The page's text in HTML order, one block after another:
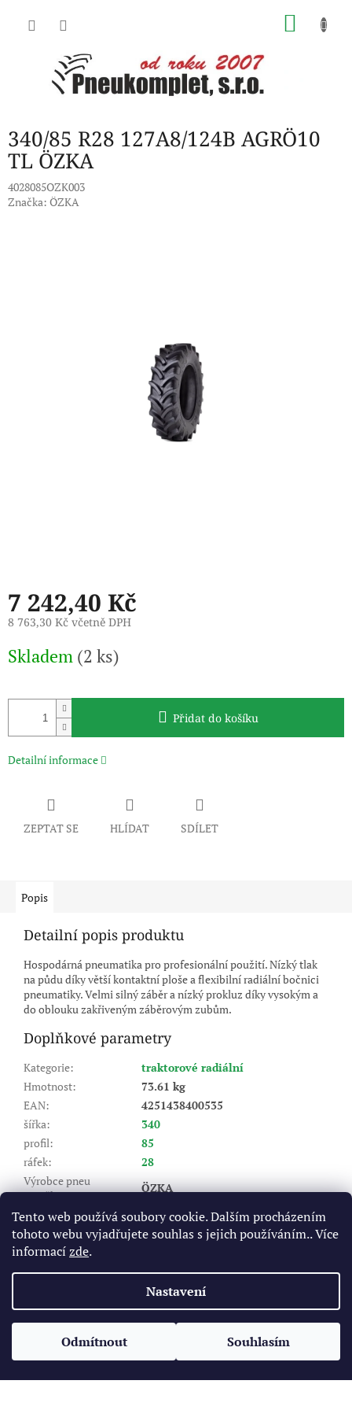
Tento web používá soubory cookie. Dalším procházením
tohoto webu vyjadřujete souhlas s jejich používáním.. Více
informacízde.
Nastavení
Odmítnout Souhlasím
340/85 R28 127A8/124B AGRÖ10
TL ÖZKA
4028085OZK003
Značka: ÖZKA
7 242,40 Kč
8 763,30 Kč včetně DPH
cena:
Skladem (2 ks)
Přidat do košíku
Detailní informace
ZEPTAT SE HLÍDAT SDÍLET
Popis
Detailní popis produktu
Hospodárná pneumatika pro profesionální použití. Nízký tlak
na půdu díky větší kontaktní ploše a flexibilní radiální bočnici
pneumatiky. Velmi silný záběr a nízký prokluz díky vysokým a
do oblouku zakřiveným záběrovým zubům.
Doplňkové parametry
Kategorie:
traktorové radiální
Hmotnost:
73.61 kg
EAN:
4251438400535
šířka:
340
profil:
85
ráfek:
28
Výrobce pneu
(značka):
ÖZKA
Dezén:
AGRÖ10
Index nosnosti (LI):
127/124
Rychlostní index (SI)
t
Vytvořil Shoptet